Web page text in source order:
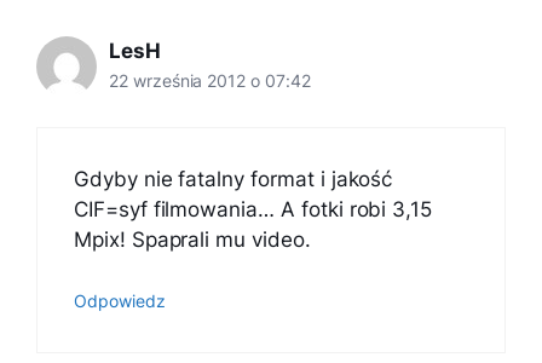
LesH
22 września 2012 o 07:42
Gdyby nie fatalny format i jakość
CIF=syf filmowania… A fotki robi 3,15
Mpix! Spaprali mu video.
Odpowiedz